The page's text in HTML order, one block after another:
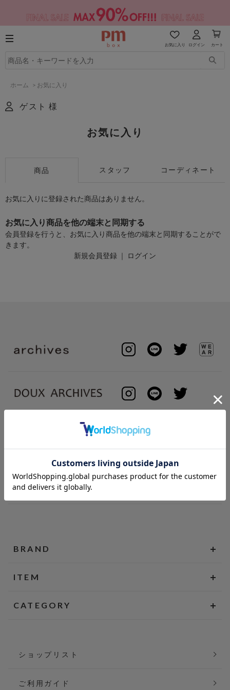
お気に入り ログイン カート
ホーム > お気に入り
ゲスト 様
お気に入り
商品 スタッフ コーディネート
お気に入りに登録された商品はありません。
お気に入り商品を他の端末と同期する
会員登録を行うと、お気に入り商品を他の端末と同期することがで
きます。
新規会員登録 ｜ ログイン
BRAND
ITEM
CATEGORY
ショップリスト
ご利用ガイド